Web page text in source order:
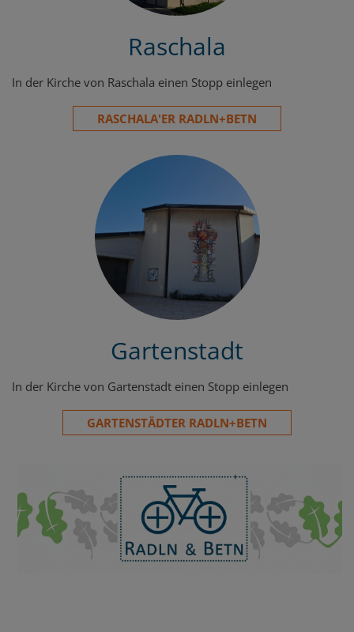
Raschala
In der Kirche von Raschala einen Stopp einlegen
RASCHALA'ER RADLN+BETN
Gartenstadt
In der Kirche von Gartenstadt einen Stopp einlegen
GARTENSTÄDTER RADLN+BETN